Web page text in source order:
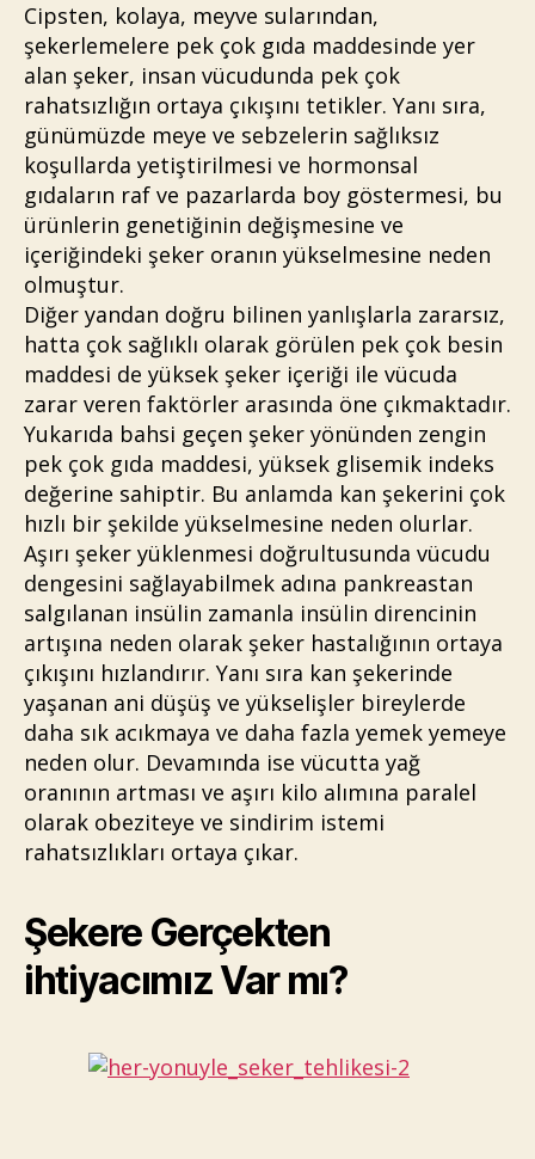
Cipsten, kolaya, meyve sularından,
şekerlemelere pek çok gıda maddesinde yer
alan şeker, insan vücudunda pek çok
rahatsızlığın ortaya çıkışını tetikler. Yanı sıra,
günümüzde meye ve sebzelerin sağlıksız
koşullarda yetiştirilmesi ve hormonsal
gıdaların raf ve pazarlarda boy göstermesi, bu
ürünlerin genetiğinin değişmesine ve
içeriğindeki şeker oranın yükselmesine neden
olmuştur.
Diğer yandan doğru bilinen yanlışlarla zararsız,
hatta çok sağlıklı olarak görülen pek çok besin
maddesi de yüksek şeker içeriği ile vücuda
zarar veren faktörler arasında öne çıkmaktadır.
Yukarıda bahsi geçen şeker yönünden zengin
pek çok gıda maddesi, yüksek glisemik indeks
değerine sahiptir. Bu anlamda kan şekerini çok
hızlı bir şekilde yükselmesine neden olurlar.
Aşırı şeker yüklenmesi doğrultusunda vücudu
dengesini sağlayabilmek adına pankreastan
salgılanan insülin zamanla insülin direncinin
artışına neden olarak şeker hastalığının ortaya
çıkışını hızlandırır. Yanı sıra kan şekerinde
yaşanan ani düşüş ve yükselişler bireylerde
daha sık acıkmaya ve daha fazla yemek yemeye
neden olur. Devamında ise vücutta yağ
oranının artması ve aşırı kilo alımına paralel
olarak obeziteye ve sindirim istemi
rahatsızlıkları ortaya çıkar.
Şekere Gerçekten
ihtiyacımız Var mı?